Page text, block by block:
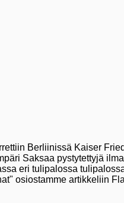
Berliinissä Kaiser
Saksaa pystytettyjä
eri tulipalossa
osiostamme artikkeliin